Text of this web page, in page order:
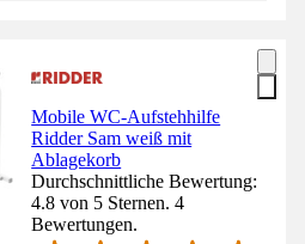
Mobile WC-Aufstehhilfe
Ridder Sam weiß mit
Ablagekorb
Durchschnittliche Bewertung:
4.8 von 5 Sternen. 4
Bewertungen.